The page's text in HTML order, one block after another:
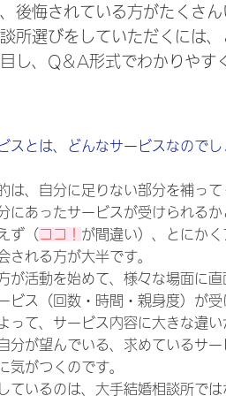
後悔されている方がたくさん
選びをしていただくには、
し、Q＆A形式でわかりやす
スとは、どんなサービスなのでし
、自分に足りない部分を補って
あったサービスが受けられるか
ず（ ココ！ が間違い）、とにか
される方が大半です。
活動を始めて、様々な場面に直
ビス（回数・時間・親身度）が
って、サービス内容に大きな違い
が望んでいる、求めているサー
気がつくのです。
ているのは、大手結婚相談所で